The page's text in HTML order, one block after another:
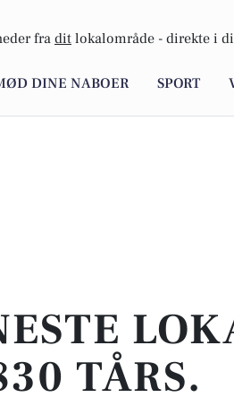
fra dit lokalområde - direkte i
DINE NABOER SPORT
TÅRS.